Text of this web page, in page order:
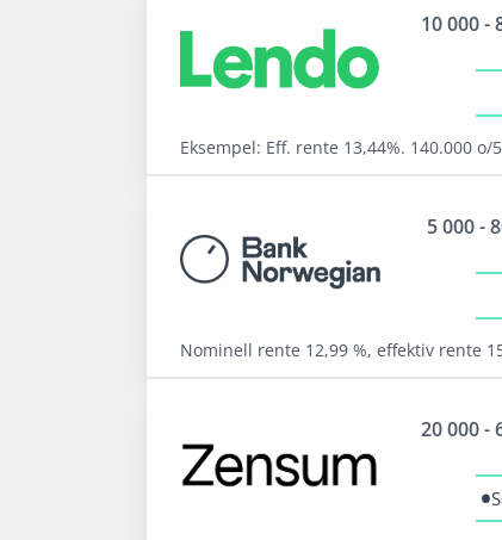
Velg beste tilbudet av 20 långivere
Tilbyr refinansiering med opp til 20
nedbetalingstid
10 000 -
Eksempel: Eff. rente 13,44%. 140.000
Velg mellom tilbud fra opptil 21
Tilbyr refinansiering
5 000 -
Nominell rente 12,99 %, effektiv rente
Forbrukslån opptil 600 000 kr til hva
Opptil 800 000 i lån til refinansiering
Refinansiering av dyre lån og
20 000 -
•